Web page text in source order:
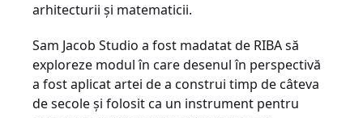
arhitecturii și matematicii.
Sam Jacob Studio a fost madatat de RIBA să
exploreze modul în care desenul în perspectivă
a fost aplicat artei de a construi timp de câteva
de secole și folosit ca un instrument pentru